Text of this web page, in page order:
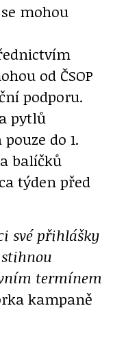
mohou
od ČSOP
podporu.
pytlů
do 1.
balíčků
týden před
své přihlášky
termínem
kampaně